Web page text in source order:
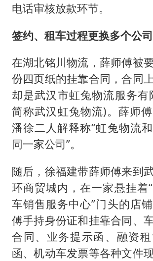
电话审核放款环节。
签约、租车过程更换多个公司
在湖北铭川物流，薛师傅被
份四页纸的挂靠合同，合同
却是武汉市虹兔物流服务有
简称武汉虹兔物流)。薛师傅
潘徐二人解释称“虹兔物流
同一家公司”。
随后，徐福建带薛师傅来到
环商贸城内，在一家悬挂着
车销售服务中心”门头的店
傅手持身份证和挂靠合同、
合同、业务提示函、融资
函、机动车发票等各种文件